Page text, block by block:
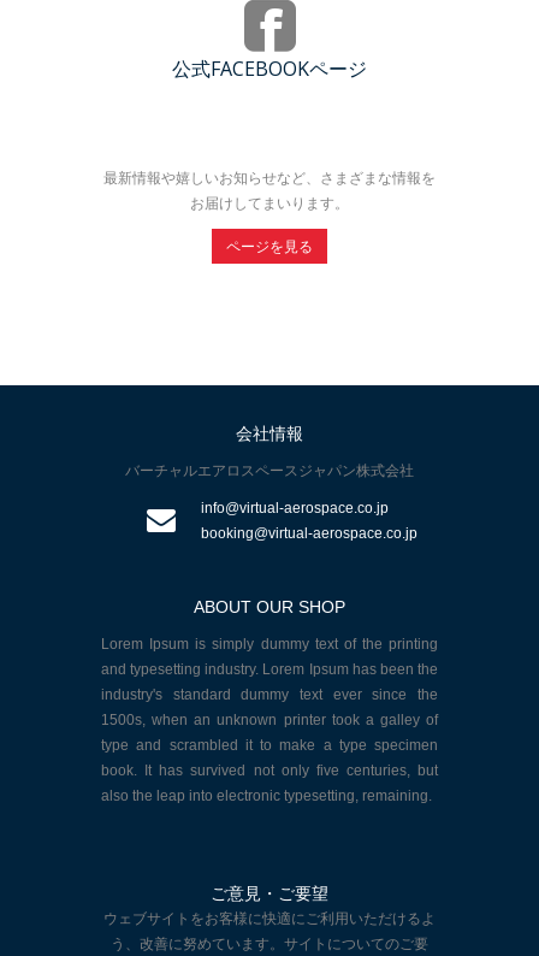
公式FACEBOOKページ
最新情報や嬉しいお知らせなど、さまざまな情報を
お届けしてまいります。
ページを見る
会社情報
バーチャルエアロスペースジャパン株式会社
info@virtual-aerospace.co.jp
booking@virtual-aerospace.co.jp
ABOUT OUR SHOP
Lorem Ipsum is simply dummy text of the printing
and typesetting industry. Lorem Ipsum has been the
industry's standard dummy text ever since the
1500s, when an unknown printer took a galley of
type and scrambled it to make a type specimen
book. It has survived not only five centuries, but
also the leap into electronic typesetting, remaining.
ご意見・ご要望
ウェブサイトをお客様に快適にご利用いただけるよ
う、改善に努めています。サイトについてのご要